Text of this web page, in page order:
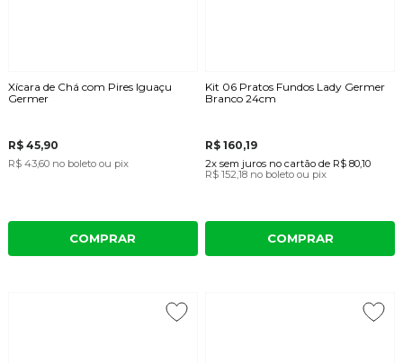
Xícara de Chá com Pires Iguaçu
Germer
R$ 45,90
R$ 43,60 no boleto ou pix
COMPRAR
Kit 06 Pratos Fundos Lady Germer
Branco 24cm
R$ 160,19
2x sem juros no cartão de R$ 80,10
R$ 152,18 no boleto ou pix
COMPRAR